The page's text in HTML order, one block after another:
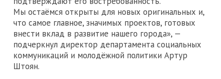
Мы остаёмся открыты для новых оригинальных и,
что самое главное, значимых проектов, готовых
внести вклад в развитие нашего города», —
подчеркнул директор департамента социальных
коммуникаций и молодёжной политики Артур
Штоян.